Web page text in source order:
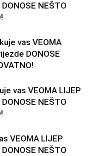
NEŠTO
vas VEOMA
DONOSE
vas VEOMA LIJEP
NEŠTO
VEOMA LIJEP
NEŠTO